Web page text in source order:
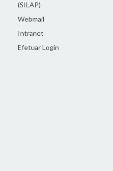
(SILAP)
Webmail
Intranet
Efetuar Login